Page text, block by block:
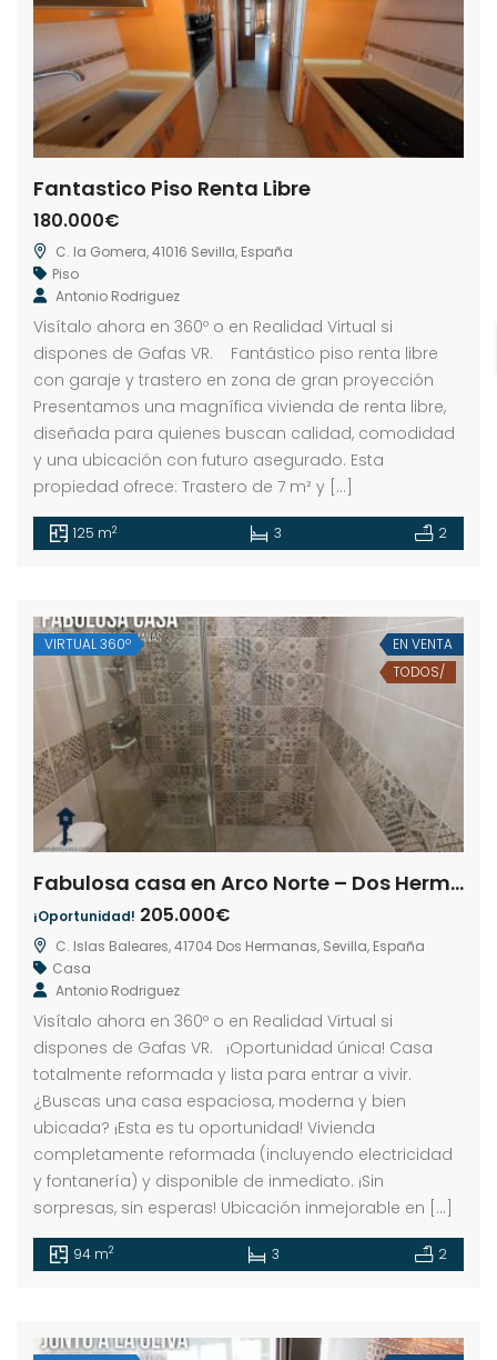
Fantastico Piso Renta Libre
180.000€
C. la Gomera, 41016 Sevilla, España
Piso
Antonio Rodriguez
Visítalo ahora en 360º o en Realidad Virtual si
dispones de Gafas VR. Fantástico piso renta libre
con garaje y trastero en zona de gran proyección
Presentamos una magnífica vivienda de renta libre,
diseñada para quienes buscan calidad, comodidad
y una ubicación con futuro asegurado. Esta
propiedad ofrece: Trastero de 7 m² y […]
125 m2 3 2
VIRTUAL 360º
EN VENTA
TODOS/
Fabulosa casa en Arco Norte – Dos Hermanas
¡Oportunidad! 205.000€
C. Islas Baleares, 41704 Dos Hermanas, Sevilla, España
Casa
Antonio Rodriguez
Visítalo ahora en 360º o en Realidad Virtual si
dispones de Gafas VR. ¡Oportunidad única! Casa
totalmente reformada y lista para entrar a vivir.
¿Buscas una casa espaciosa, moderna y bien
ubicada? ¡Esta es tu oportunidad! Vivienda
completamente reformada (incluyendo electricidad
y fontanería) y disponible de inmediato. ¡Sin
sorpresas, sin esperas! Ubicación inmejorable en […]
94 m2 3 2